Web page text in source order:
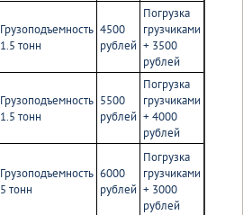
Грузоподъемность
1.5 тонн
4500
рублей
Погрузка
грузчиками
+ 3500
рублей
Грузоподъемность
1.5 тонн
5500
рублей
Погрузка
грузчиками
+ 4000
рублей
Грузоподъемность
5 тонн
6000
рублей
Погрузка
грузчиками
+ 3000
рублей